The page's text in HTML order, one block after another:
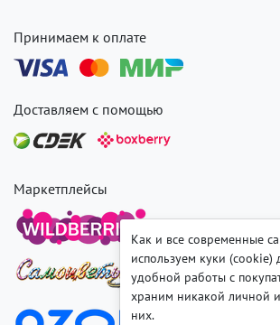
Принимаем к оплате
Доставляем с помощью
Маркетплейсы
Как и все современные
используем куки (cookie)
удобной работы с
храним никакой личной
них.